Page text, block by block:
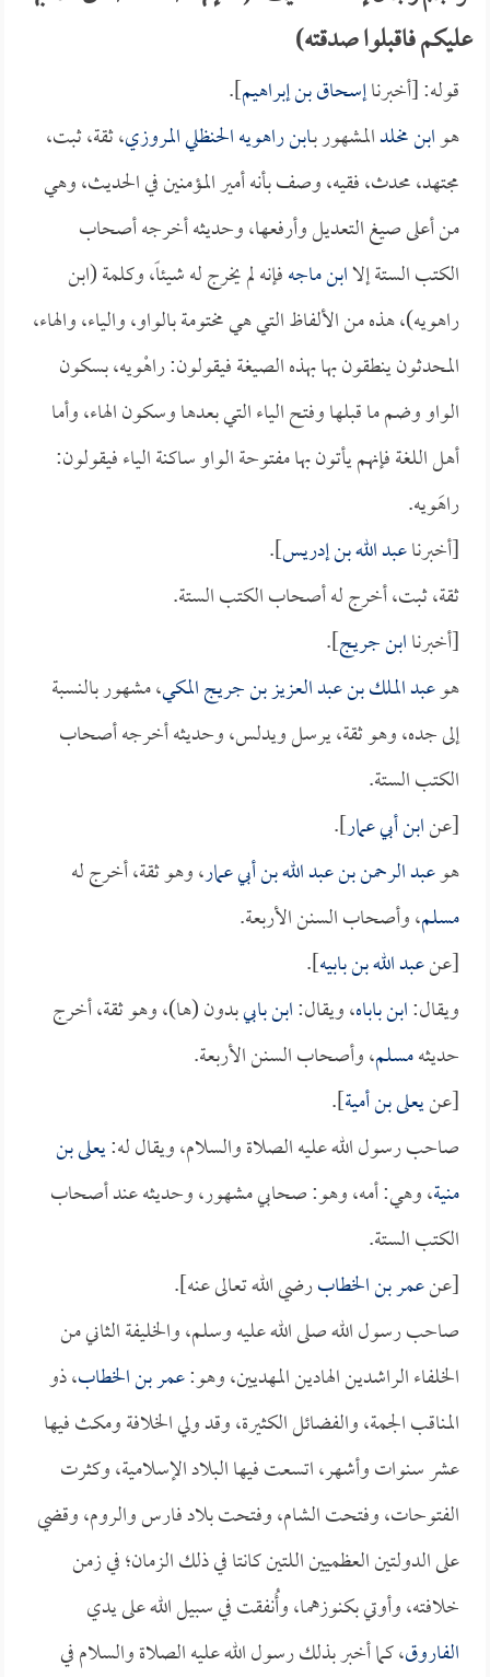
عليكم فاقبلوا صدقته)
قوله: [أخبرناإسحاق بن إبراهيم].
هوابن مخلدالمشهور بـابن راهويه الحنظلي المروزي، ثقة، ثبت،
مجتهد، محدث، فقيه، وصف بأنه أمير المؤمنين في الحديث، وهي
من أعلى صيغ التعديل وأرفعها، وحديثه أخرجه أصحاب
الكتب الستة إلاابن ماجهفإنه لم يخرج له شيئاً، وكلمة (ابن
راهويه)، هذه من الألفاظ التي هي مختومة بالواو، والياء، والهاء،
المحدثون ينطقون بها بهذه الصيغة فيقولون: راهْويه، بسكون
الواو وضم ما قبلها وفتح الياء التي بعدها وسكون الهاء، وأما
أهل اللغة فإنهم يأتون بها مفتوحة الواو ساكنة الياء فيقولون:
راهَويه.
[أخبرناعبد الله بن إدريس].
ثقة، ثبت، أخرج له أصحاب الكتب الستة.
[أخبرناابن جريج].
هوعبد الملك بن عبد العزيز بن جريج المكي، مشهور بالنسبة
إلى جده، وهو ثقة، يرسل ويدلس، وحديثه أخرجه أصحاب
الكتب الستة.
[عنابن أبي عمار].
هوعبد الرحمن بن عبد الله بن أبي عمار، وهو ثقة، أخرج له
مسلم، وأصحاب السنن الأربعة.
[عنعبد الله بن بابيه].
ويقال:ابن باباه، ويقال:ابن بابيبدون (ها)، وهو ثقة، أخرج
حديثهمسلم، وأصحاب السنن الأربعة.
[عنيعلى بن أمية].
صاحب رسول الله عليه الصلاة والسلام، ويقال له:يعلى بن
منية، وهي: أمه، وهو: صحابي مشهور، وحديثه عند أصحاب
الكتب الستة.
[عنعمر بن الخطابرضي الله تعالى عنه].
صاحب رسول الله صلى الله عليه وسلم، والخليفة الثاني من
الخلفاء الراشدين الهادين المهديين، وهو:عمر بن الخطاب، ذو
المناقب الجمة، والفضائل الكثيرة، وقد ولي الخلافة ومكث فيها
عشر سنوات وأشهر، اتسعت فيها البلاد الإسلامية، وكثرت
الفتوحات، وفتحت الشام، وفتحت بلاد فارس والروم، وقضي
على الدولتين العظميين اللتين كانتا في ذلك الزمان؛ في زمن
خلافته، وأوتي بكنوزهما، وأُنفقت في سبيل الله على يدي
الفاروق، كما أخبر بذلك رسول الله عليه الصلاة والسلام في